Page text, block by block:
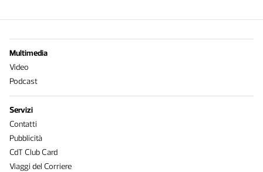
Multimedia
Video
Podcast
Servizi
Contatti
Pubblicità
CdT Club Card
Viaggi del Corriere